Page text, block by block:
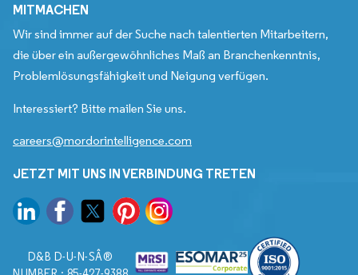
MITMACHEN
Wir sind immer auf der Suche nach talentierten Mitarbeitern,
die über ein außergewöhnliches Maß an Branchenkenntnis,
Problemlösungsfähigkeit und Neigung verfügen.
Interessiert? Bitte mailen Sie uns.
careers@mordorintelligence.com
JETZT MIT UNS IN VERBINDUNG TRETEN
D&B D-U-N-SÂ®